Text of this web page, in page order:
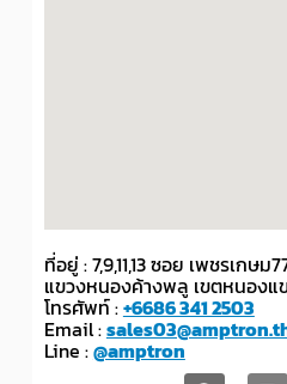
ที่อยู่ : 7,9,11,13 ซอย เพชรเกษ
แขวงหนองค้างพลู เขตหนองแ
โทรศัพท์ :+6686 341 2503
Email :
Line :@amptron